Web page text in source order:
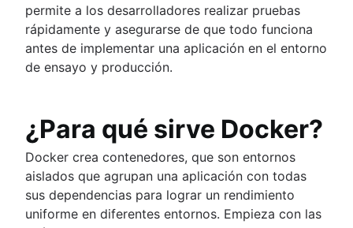
permite a los desarrolladores realizar pruebas
rápidamente y asegurarse de que todo funciona
antes de implementar una aplicación en el entorno
de ensayo y producción.
¿Para qué sirve Docker?
Docker crea contenedores, que son entornos
aislados que agrupan una aplicación con todas
sus dependencias para lograr un rendimiento
uniforme en diferentes entornos. Empieza con las